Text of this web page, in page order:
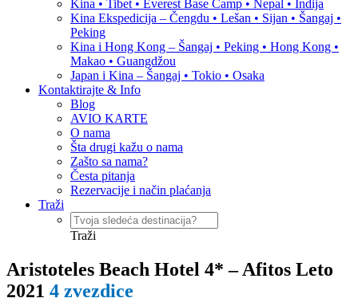
Kina • Tibet • Everest Base Camp • Nepal • Indija
Kina Ekspedicija – Čengdu • Lešan • Sijan • Šangaj •
Peking
Kina i Hong Kong – Šangaj • Peking • Hong Kong •
Makao • Guangdžou
Japan i Kina – Šangaj • Tokio • Osaka
Kontaktirajte & Info
Blog
AVIO KARTE
O nama
Šta drugi kažu o nama
Zašto sa nama?
Česta pitanja
Rezervacije i način plaćanja
Traži
Traži
Aristoteles Beach Hotel 4* – Afitos Leto
2021 4 zvezdice